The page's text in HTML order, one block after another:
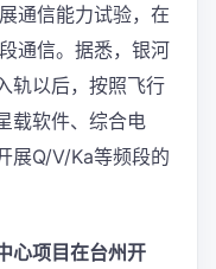
通信能力试验，在
通信。据悉，银河
轨以后，按照飞行
载软件、综合电
展Q/V/Ka等频段的
心项目在台州开